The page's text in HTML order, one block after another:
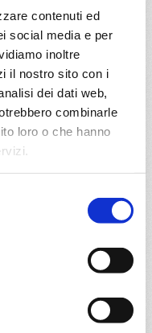
contenuti ed
social media e per
inoltre
il nostro sito con i
dei dati web,
combinarle
loro o che hanno
con
Akureyri, Kirkwall,